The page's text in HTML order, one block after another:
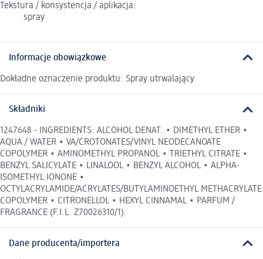
Tekstura / konsystencja / aplikacja:
spray
Informacje obowiązkowe
Dokładne oznaczenie produktu: Spray utrwalający
Składniki
1247648 - INGREDIENTS: ALCOHOL DENAT. • DIMETHYL ETHER •
AQUA / WATER • VA/CROTONATES/VINYL NEODECANOATE
COPOLYMER • AMINOMETHYL PROPANOL • TRIETHYL CITRATE •
BENZYL SALICYLATE • LINALOOL • BENZYL ALCOHOL • ALPHA-
ISOMETHYL IONONE •
OCTYLACRYLAMIDE/ACRYLATES/BUTYLAMINOETHYL METHACRYLATE
COPOLYMER • CITRONELLOL • HEXYL CINNAMAL • PARFUM /
FRAGRANCE (F.I.L. Z70026310/1).
Dane producenta/importera